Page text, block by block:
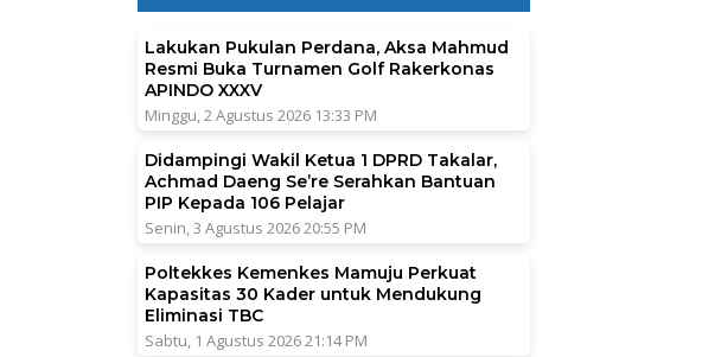
Lakukan Pukulan Perdana, Aksa Mahmud
Resmi Buka Turnamen Golf Rakerkonas
APINDO XXXV
Minggu, 2 Agustus 2026 13:33 PM
Didampingi Wakil Ketua 1 DPRD Takalar,
Achmad Daeng Se’re Serahkan Bantuan
PIP Kepada 106 Pelajar
Senin, 3 Agustus 2026 20:55 PM
Poltekkes Kemenkes Mamuju Perkuat
Kapasitas 30 Kader untuk Mendukung
Eliminasi TBC
Sabtu, 1 Agustus 2026 21:14 PM